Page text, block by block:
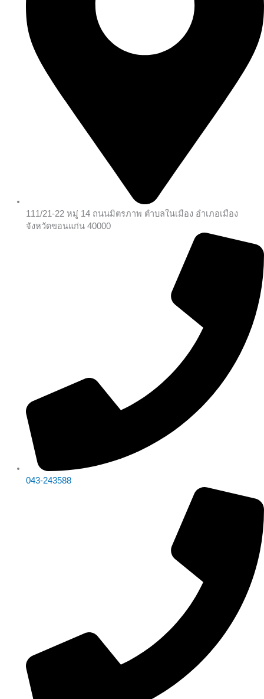
111/21-22 หมู่ 14 ถนนมิตรภาพ ตำบลในเมือง อำเภอเมือง
จังหวัดขอนแก่น 40000
043-243588